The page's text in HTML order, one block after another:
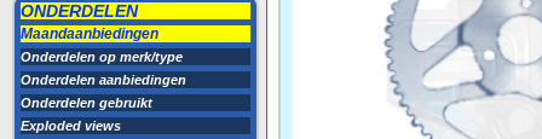
ONDERDELEN
Maandaanbiedingen
Onderdelen op merk/type
Onderdelen aanbiedingen
Onderdelen gebruikt
Exploded views